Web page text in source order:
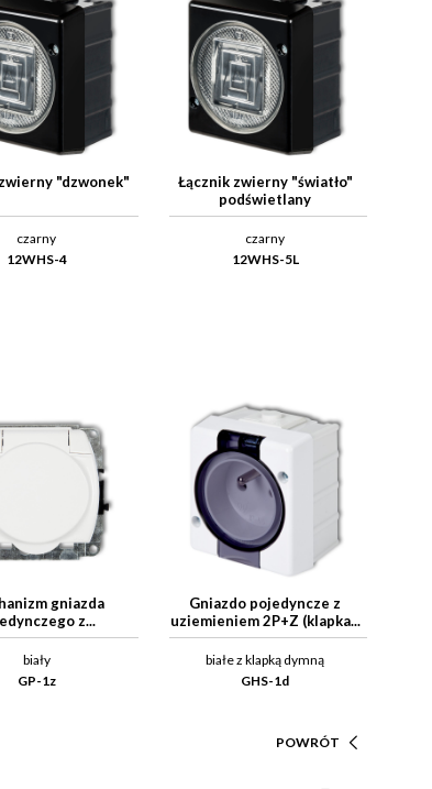
"dzwonek"
czarny
12WHS-4
Łącznik zwierny "światło"
podświetlany
czarny
12WHS-5L
gniazda
z...
biały
GP-1z
Gniazdo pojedyncze z
uziemieniem 2P+Z (klapka...
białe z klapką dymną
GHS-1d
POWRÓT